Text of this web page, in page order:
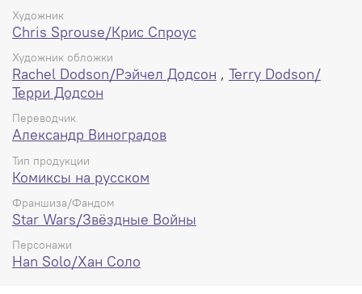
Художник
Chris Sprouse/Крис Спроус
Художник обложки
Rachel Dodson/Рэйчел Додсон , Terry Dodson/
Терри Додсон
Переводчик
Александр Виноградов
Тип продукции
Комиксы на русском
Франшиза/Фандом
Star Wars/Звёздные Войны
Персонажи
Han Solo/Хан Соло